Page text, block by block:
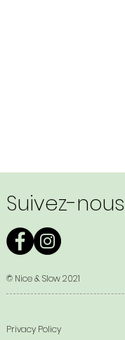
Suivez-
© Nice & Slow 2021
Privacy Policy